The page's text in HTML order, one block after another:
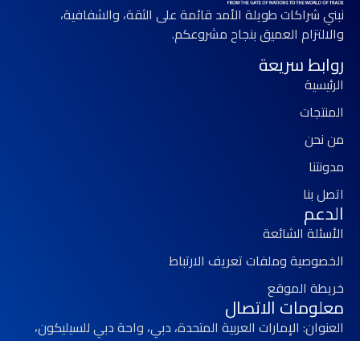
نبني شراكات طويلة الأمد قائمة على الثقة، والشفافية،
والالتزام العميق بنجاح مشروعكم.
روابط سريعة
الرئيسية
المنتجات
من نحن
مدونتنا
اتصل بنا
الدعم
الأسئلة الشائعة
الخصوصية وملفات تعريف الارتباط
خريطة الموقع
معلومات الاتصال
العنوان: الإمارات العربية المتحدة، دبي، واحة دبي للسيليكون،